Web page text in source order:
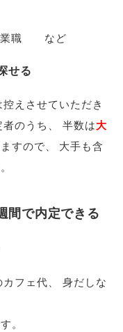
業職 など
せる
えさせていただき
のうち 、 半数は大
すので、
大手も含
。
間で内定できる
フェ代
身だしな
。